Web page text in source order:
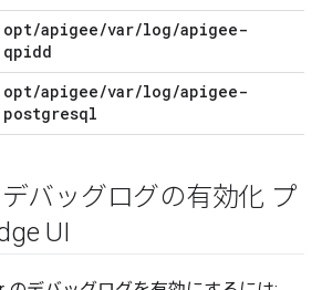
opt/apigee/var/log/apigee-
qpidd
opt/apigee/var/log/apigee-
postgresql
バッグログの有効化 プ
UI